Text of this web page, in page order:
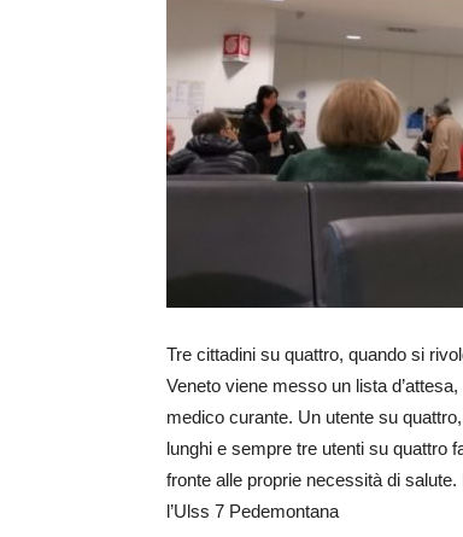
Tre cittadini su quattro, quando si
Veneto viene messo un lista
medico curante. Un utente su
lunghi e sempre tre utenti su quattro
fronte alle proprie necessità di
l’Ulss 7 Pedemontana